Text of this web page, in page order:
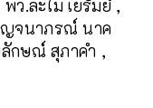
ว.ละไม เยรัมย์ ,
จนาภรณ์ นาค
กษณ์ สุภาคำ ,